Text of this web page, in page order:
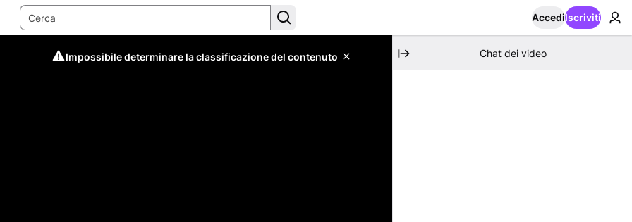
AccediIscriviti
Impossibile determinare la classificazione del contenuto Chat dei video